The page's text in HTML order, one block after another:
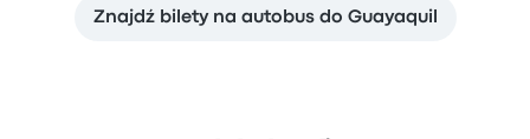
Znajdź bilety na autobus do Guayaquil